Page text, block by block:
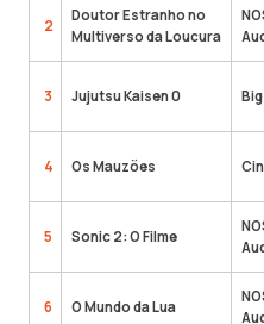
2
Doutor Estranho no
Multiverso da Loucura
3 Jujutsu Kaisen 0
4 Os Mauzões
5 Sonic 2: O Filme
6 O Mundo da Lua